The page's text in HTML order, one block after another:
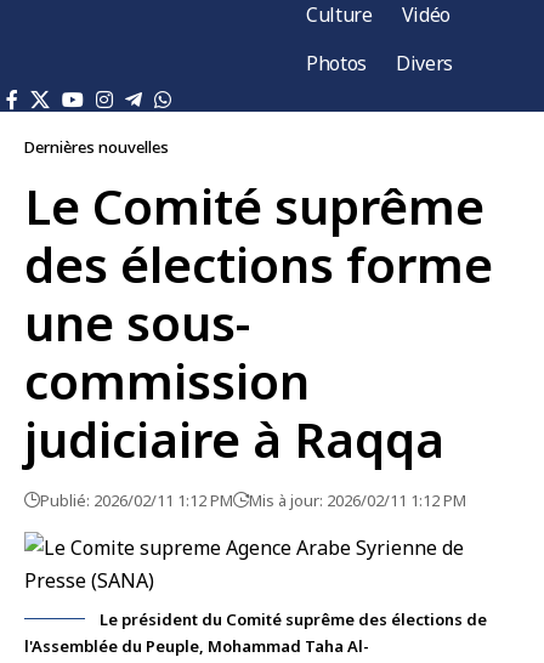
Culture
Vidéo
Photos
Divers
Dernières nouvelles
Le Comité suprême
des élections forme
une sous-
commission
judiciaire à Raqqa
Publié: 2026/02/11 1:12 PM Mis à jour: 2026/02/11 1:12 PM
Le président du Comité suprême des élections de
l'Assemblée du Peuple, Mohammad Taha Al-